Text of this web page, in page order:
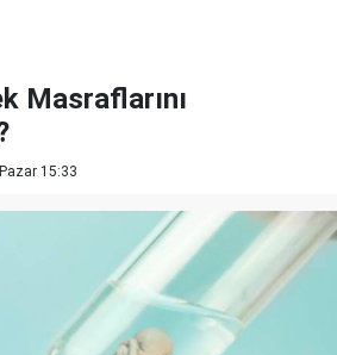
Masraflarını
15:33